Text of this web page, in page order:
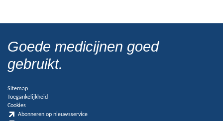
Goede medicijnen goed
gebruikt.
Sitemap
Toegankelijkheid
Cookies
Abonneren op nieuwsservice